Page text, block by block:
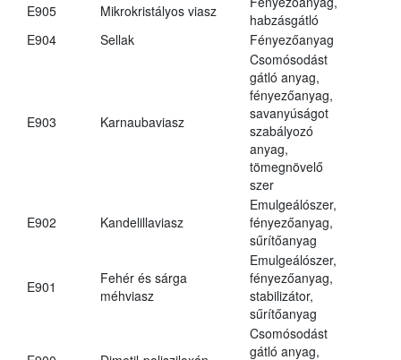
E905 Mikrokristályos viasz
habzásgátló
E904
Sellak Fényezőanyag
E903 Karnaubaviasz
Csomósodást
gátló anyag,
fényezőanyag,
savanyúságot
szabályozó
anyag,
tömegnövelő
szer
E902 Kandelillaviasz
Emulgeálószer,
fényezőanyag,
sűrítőanyag
E901
Fehér és sárga
méhviasz
Emulgeálószer,
fényezőanyag,
stabilizátor,
sűrítőanyag
Csomósodást
gátló anyag,